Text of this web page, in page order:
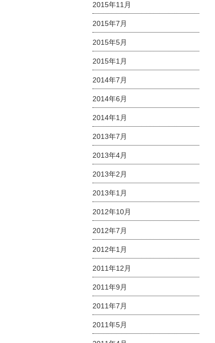
2015年11月
2015年7月
2015年5月
2015年1月
2014年7月
2014年6月
2014年1月
2013年7月
2013年4月
2013年2月
2013年1月
2012年10月
2012年7月
2012年1月
2011年12月
2011年9月
2011年7月
2011年5月